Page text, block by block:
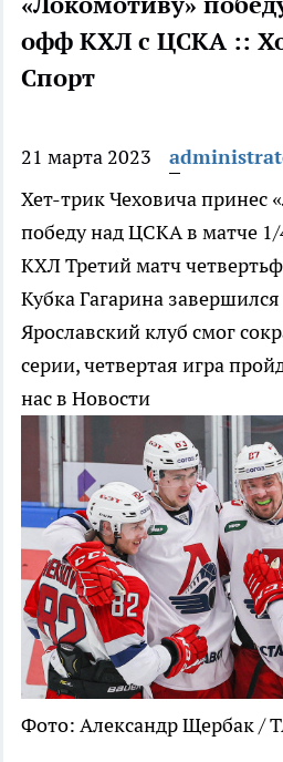
офф КХЛ с ЦСКА ::
Спорт
21 марта 2023
Хет-трик Чеховича принес
победу над ЦСКА в матче
КХЛТретий матч
Кубка Гагарина
Ярославский клуб смог
серии, четвертая игра
нас в Новости
Фото: Александр Щербак /